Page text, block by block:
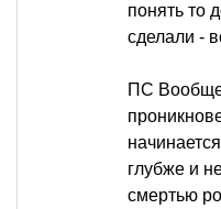
понять то
сделали -
ПС
глубже и
смертью